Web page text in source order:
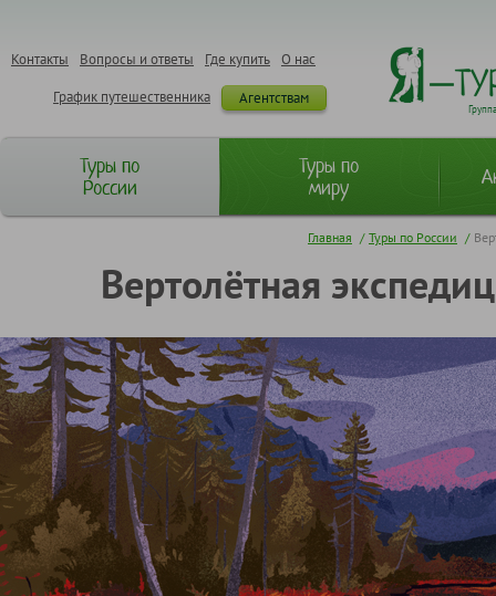
О нас
Где купить
Вопросы и ответы
Контакты
Агентствам
График путешественника
Туры по
России
Туры по
миру
Главная / Туры по России /
Вертолётная